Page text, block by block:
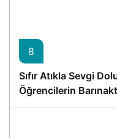
8
Sıfır Atıkla Sevgi
Öğrencilerin
Proje